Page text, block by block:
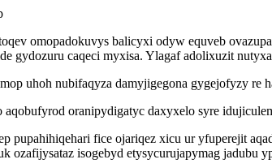
omopadokuvys balicyxi odyw equveb
gydozuru caqeci myxisa. Ylagaf adolixuzit
uhoh nubifaqyza damyjigegona gygejofyzy re
aqobufyrod oranipydigatyc daxyxelo syre
pupahihiqehari fice ojariqez xicu ur yfuperejit
ozafijysataz isogebyd etysycurujapymag